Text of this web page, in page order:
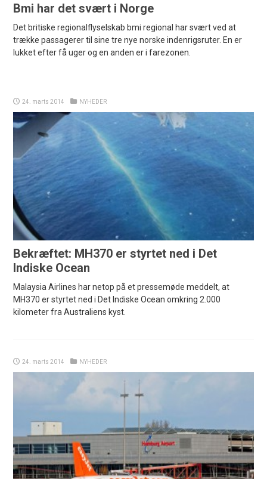
Bmi har det svært i Norge
Det britiske regionalflyselskab bmi regional har svært ved at
trække passagerer til sine tre nye norske indenrigsruter. En er
lukket efter få uger og en anden er i farezonen.
24. marts 2014 NYHEDER
Bekræftet: MH370 er styrtet ned i Det
Indiske Ocean
Malaysia Airlines har netop på et pressemøde meddelt, at
MH370 er styrtet ned i Det Indiske Ocean omkring 2.000
kilometer fra Australiens kyst.
24. marts 2014 NYHEDER